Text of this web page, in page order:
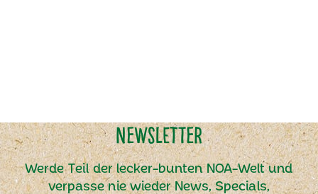
Newsletter
Werde Teil der lecker-bunten NOA-Welt und
verpasse nie wieder News, Specials,